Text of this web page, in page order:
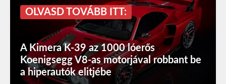
OLVASD TOVÁBB ITT:
A Kimera K-39 az 1000 lóerős
Koenigsegg V8-as motorjával robbant be
a hiperautók elitjébe